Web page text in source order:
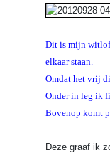
Dit is mijn
elkaar staan.
Omdat het vrij
Onder in leg ik
Bovenop komt
Deze graaf ik